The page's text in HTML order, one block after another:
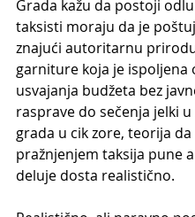
Grada kažu da postoji
taksisti moraju da je
znajući autoritarnu
garniture koja je ispoljena
usvajanja budžeta bez
rasprave do sečenja jelki
grada u cik zore, teorija da
pražnjenjem taksija pune
deluje dosta realistično.